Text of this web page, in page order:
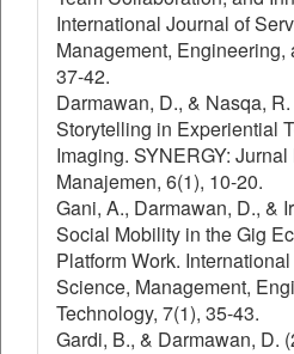
International Journal of
Management, Engineering,
37-42.
Darmawan, D., & Nasqa,
Storytelling in Experiential
Imaging. SYNERGY:
Manajemen, 6(1), 10-20.
Gani, A., Darmawan, D., &
Social Mobility in the Gig
Platform Work.
Science, Management,
Technology, 7(1), 35-43.
Gardi, B., & Darmawan, D.